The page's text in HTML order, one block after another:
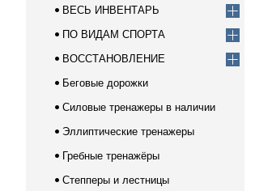
ВЕСЬ ИНВЕНТАРЬ
ПО ВИДАМ СПОРТА
ВОССТАНОВЛЕНИЕ
Беговые дорожки
Силовые тренажеры в наличии
Эллиптические тренажеры
Гребные тренажёры
Степперы и лестницы